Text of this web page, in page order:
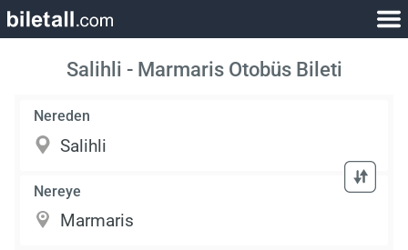
Salihli - Marmaris Otobüs Bileti
Nereden
Nereye